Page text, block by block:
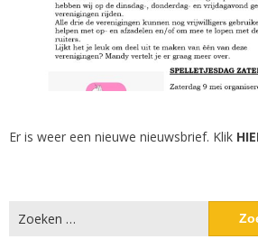
Er is weer een nieuwe nieuwsbrief. Klik
Zoeken
naar: